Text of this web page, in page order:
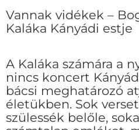
Vannak vidékek –
Kaláka Kányádi estje
A Kaláka számára a
nincs koncert
bácsi meghatározó
életükben. Sok
szülessék belőle,